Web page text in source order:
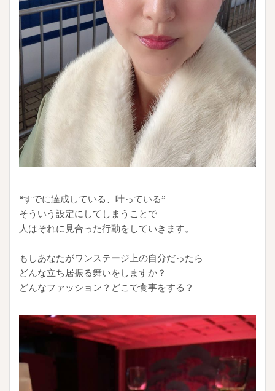
“すでに達成している、叶っている”
そういう設定にしてしまうことで
人はそれに見合った行動をしていきます。
もしあなたがワンステージ上の自分だったら
どんな立ち居振る舞いをしますか？
どんなファッション？どこで食事をする？